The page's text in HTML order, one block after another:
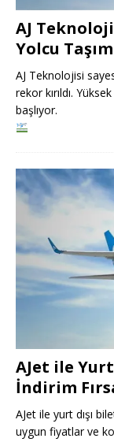
AJ
Yolcu
AJ Teknolojisi
rekor kırıldı.
başlıyor.
AJet ile
İndirim
AJet ile yurt dışı
uygun fiyatlar ve